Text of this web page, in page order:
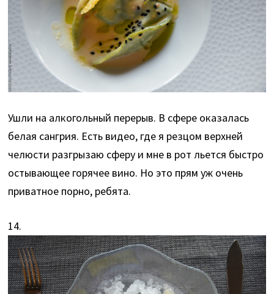
Ушли на алкогольный перерыв. В сфере оказалась
белая сангрия. Есть видео, где я резцом верхней
челюсти разгрызаю сферу и мне в рот льется быстро
остывающее горячее вино. Но это прям уж очень
приватное порно, ребята.
14.